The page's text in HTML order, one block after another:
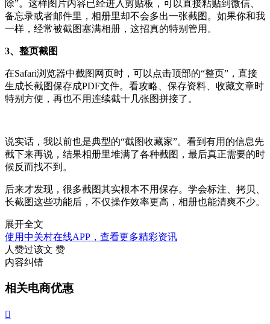
除”。这样图片内容已经进入剪贴板，可以直接粘贴到微信、
备忘录或者邮件里，相册里却不会多出一张截图。如果你和我
一样，经常被截图塞满相册，这招真的特别管用。
3、整页截图
在Safari浏览器中截图网页时，可以点击顶部的“整页”，直接
生成长截图保存成PDF文件。看攻略、保存资料、收藏文章时
特别方便，再也不用连续截十几张图拼接了。
说实话，我以前也是典型的“截图收藏家”。看到有用的信息先
截下来再说，结果相册里堆满了各种截图，最后真正需要的时
候反而找不到。
后来才发现，很多截图其实根本不用保存。学会标注、拷贝、
长截图这些功能后，不仅操作效率更高，相册也能清爽不少。
展开全文
使用中关村在线APP，查看更多精彩资讯
人赞过该文 赞
内容纠错
相关电商优惠
